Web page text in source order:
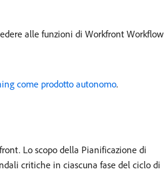
alle funzioni di Workfront Workflow
come prodotto autonomo.
Lo scopo della Pianificazione di
critiche in ciascuna fase del ciclo di